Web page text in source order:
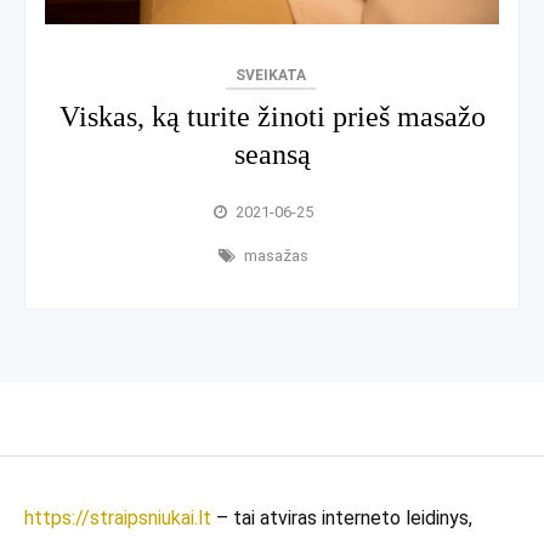
SVEIKATA
Viskas, ką turite žinoti prieš masažo
seansą
2021-06-25
masažas
https://straipsniukai.lt – tai atviras interneto leidinys,